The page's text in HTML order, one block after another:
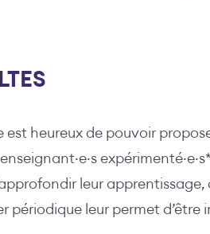
est heureux de pouvoir
leur
périodique leur permet